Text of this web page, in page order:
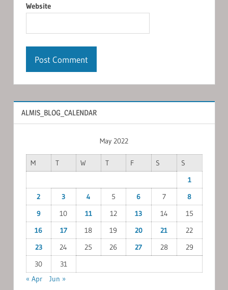
Website
ALMIS_BLOG_CALENDAR
May 2022
M T W T F S
S
1
2
3 4 5 6 7
8
9
10 11 12 13 14
15
16
17 18 19 20 21
22
23
24 25 26 27 28
29
30
31
« Apr
Jun »